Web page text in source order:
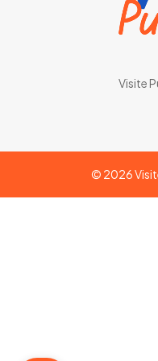
Visite
© 2026